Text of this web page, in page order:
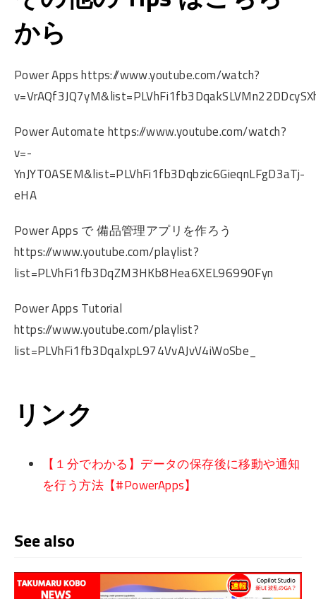
から
Power Apps https://www.youtube.com/watch?
Power Automate https://www.youtube.com/watch?
v=-
YnJYT0ASEM&list=PLVhFi1fb3Dqbzic6GieqnLFgD3aTj-
eHA
Power Apps で 備品管理アプリを作ろう
https://www.youtube.com/playlist?
list=PLVhFi1fb3DqZM3HKb8Hea6XEL96990Fyn
Power Apps Tutorial
https://www.youtube.com/playlist?
list=PLVhFi1fb3DqalxpL974VvAJvV4iWoSbe_
リンク
【１分でわかる】データの保存後に移動や通知
を行う方法【#PowerApps】
See also